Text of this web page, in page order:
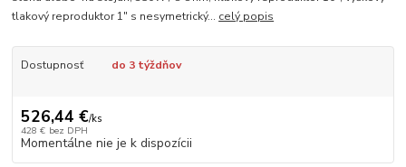
tlakový reproduktor 1" s nesymetrický... celý popis
Dostupnosť do 3 týždňov
526,44 €/ks
428 € bez DPH
Momentálne nie je k dispozícii